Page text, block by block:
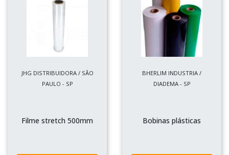
JHG DISTRIBUIDORA / SÃO
PAULO - SP
Filme stretch 500mm
BHERLIM INDUSTRIA /
DIADEMA - SP
Bobinas plásticas